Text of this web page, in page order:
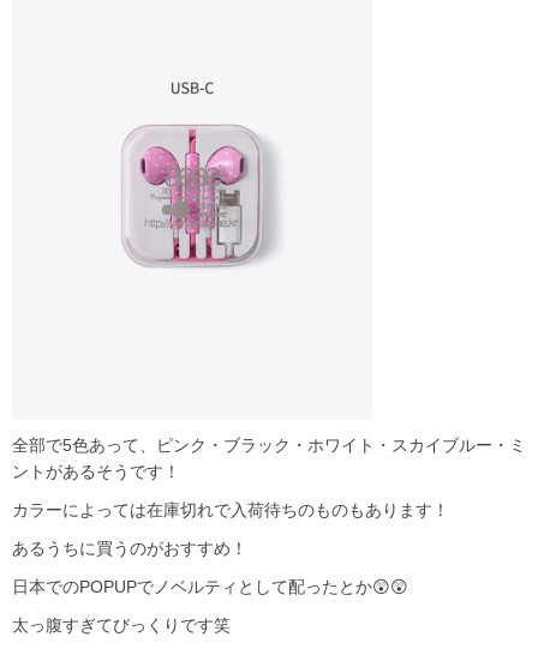
全部で5色あって、ピンク・ブラック・ホワイト・スカイブルー・ミ
ントがあるそうです！
カラーによっては在庫切れで入荷待ちのものもあります！
あるうちに買うのがおすすめ！
日本でのPOPUPでノベルティとして配ったとか😲😲
太っ腹すぎてびっくりです笑